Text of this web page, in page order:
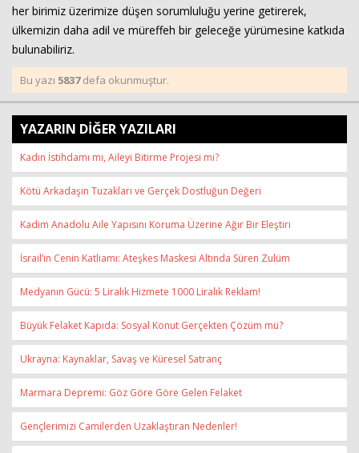
her birimiz üzerimize düşen sorumluluğu yerine getirerek,
ülkemizin daha adil ve müreffeh bir geleceğe yürümesine katkıda
bulunabiliriz.
Bu yazı 5837defa okunmuştur.
YAZARIN DİĞER YAZILARI
Kadın İstihdamı mı, Aileyi Bitirme Projesi mi?
Kötü Arkadaşın Tuzakları ve Gerçek Dostluğun Değeri
Kadim Anadolu Aile Yapısını Koruma Üzerine Ağır Bir Eleştiri
İsrail’in Cenin Katliamı: Ateşkes Maskesi Altında Süren Zulüm
Medyanın Gücü: 5 Liralık Hizmete 1000 Liralık Reklam!
Büyük Felaket Kapıda: Sosyal Konut Gerçekten Çözüm mü?
Ukrayna: Kaynaklar, Savaş ve Küresel Satranç
Marmara Depremi: Göz Göre Göre Gelen Felaket
Gençlerimizi Camilerden Uzaklaştıran Nedenler!